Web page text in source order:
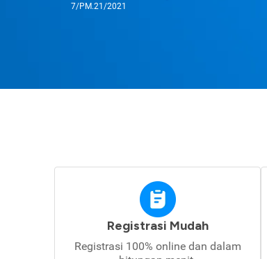
7/PM.21/2021
Registrasi Mudah
Registrasi 100% online dan dalam